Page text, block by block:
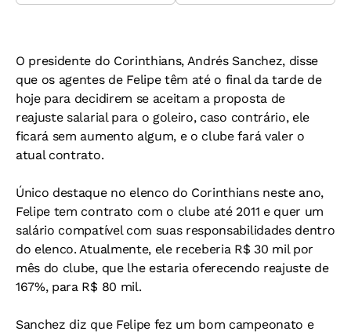
O presidente do Corinthians, Andrés Sanchez, disse
que os agentes de Felipe têm até o final da tarde de
hoje para decidirem se aceitam a proposta de
reajuste salarial para o goleiro, caso contrário, ele
ficará sem aumento algum, e o clube fará valer o
atual contrato.
Único destaque no elenco do Corinthians neste ano,
Felipe tem contrato com o clube até 2011 e quer um
salário compatível com suas responsabilidades dentro
do elenco. Atualmente, ele receberia R$ 30 mil por
mês do clube, que lhe estaria oferecendo reajuste de
167%, para R$ 80 mil.
Sanchez diz que Felipe fez um bom campeonato e